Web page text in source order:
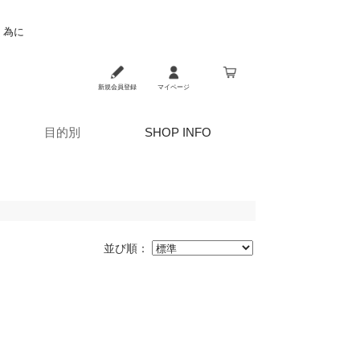
為に
新規会員登録 マイページ
目的別 SHOP INFO
並び順：